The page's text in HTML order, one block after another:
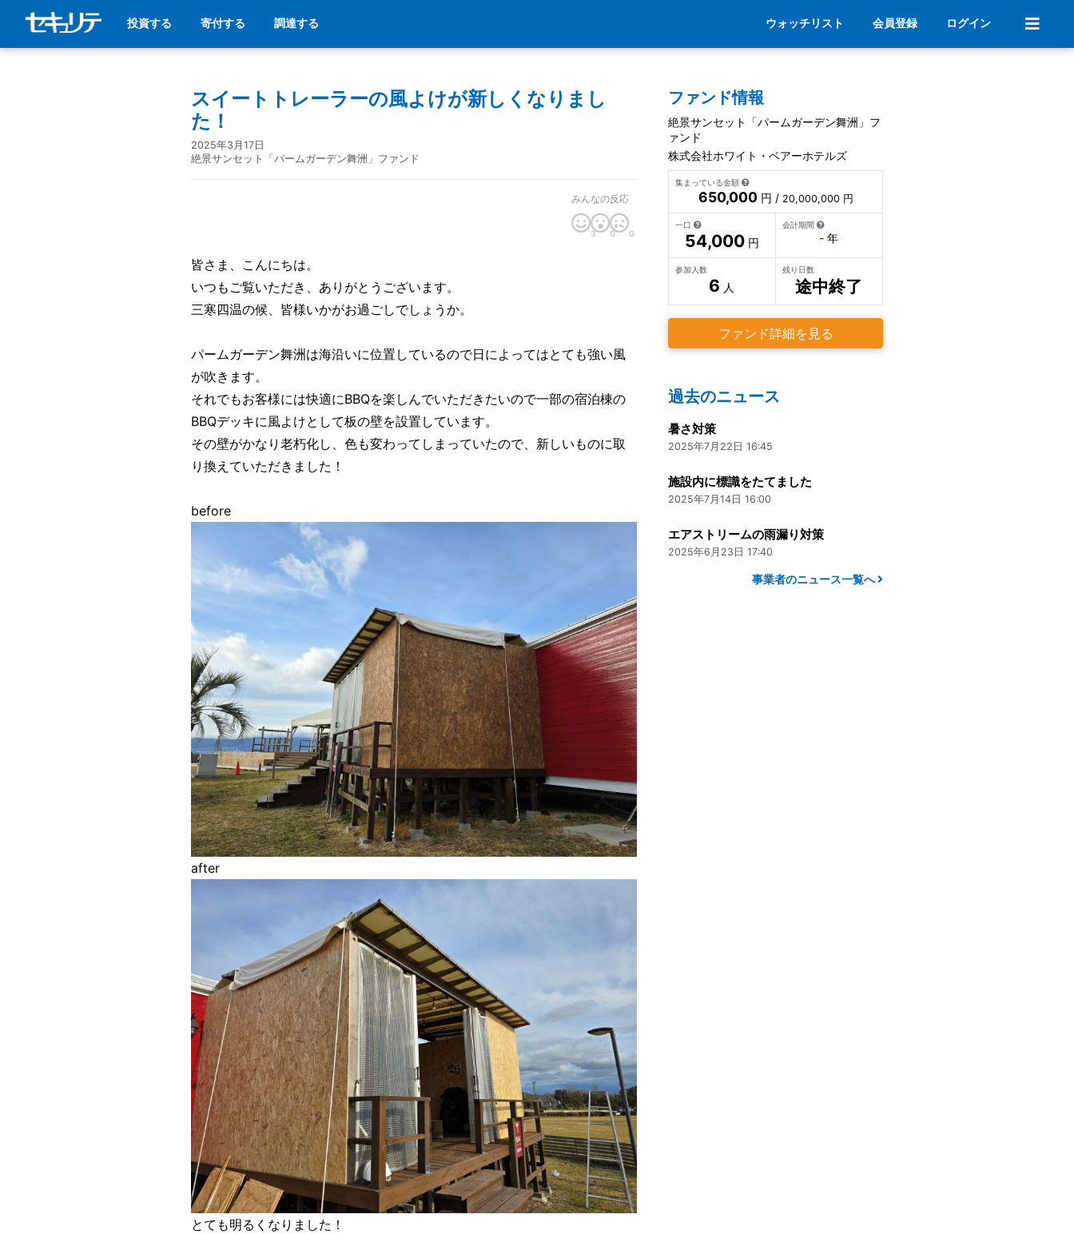
投資する 寄付する 調達する ウォッチリスト 会員登録 ログイン
スイートトレーラーの風よけが新しくなりまし
た！
2025年3月17日
絶景サンセット「パームガーデン舞洲」ファンド
みんなの反応
3 0 0
皆さま、こんにちは。
いつもご覧いただき、ありがとうございます。
三寒四温の候、皆様いかがお過ごしでしょうか。
パームガーデン舞洲は海沿いに位置しているので日によってはとても強い風
が吹きます。
それでもお客様には快適にBBQを楽しんでいただきたいので一部の宿泊棟の
BBQデッキに風よけとして板の壁を設置しています。
その壁がかなり老朽化し、色も変わってしまっていたので、新しいものに取
り換えていただきました！
before
after
とても明るくなりました！
ファンド情報
絶景サンセット「パームガーデン舞洲」フ
ァンド
株式会社ホワイト・ベアーホテルズ
集まっている金額
650,000円 / 20,000,000 円
一口
54,000円
会計期間
- 年
参加人数
6 人
残り日数
途中終了
ファンド詳細を見る
過去のニュース
暑さ対策
2025年7月22日 16:45
施設内に標識をたてました
2025年7月14日 16:00
エアストリームの雨漏り対策
2025年6月23日 17:40
事業者のニュース一覧へ